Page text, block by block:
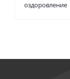
оздоровление